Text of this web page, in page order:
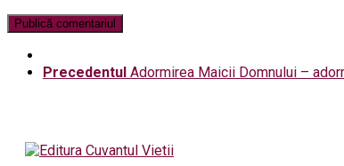
Precedentul Adormirea Maicii Domnului –